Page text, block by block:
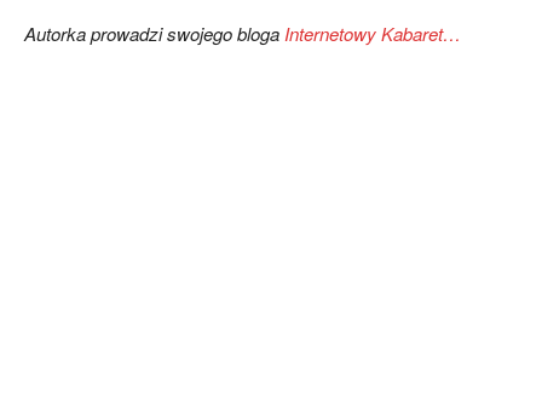
Autorka prowadzi swojego bloga Internetowy Kabaret…